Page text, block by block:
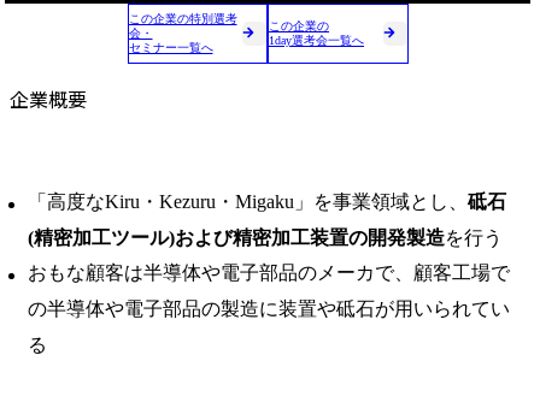
この企業の特別選考
会・
セミナー一覧へ
この企業の
1day選考会一覧へ
企業概要
「高度なKiru・Kezuru・Migaku」を事業領域とし、 砥石
(精密加工ツール)および精密加工装置の開発製造を行う
おもな顧客は半導体や電子部品のメーカで、顧客工場で
の半導体や電子部品の製造に装置や砥石が用いられてい
る